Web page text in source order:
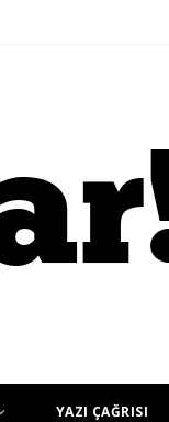
YAZI ÇAĞRISI